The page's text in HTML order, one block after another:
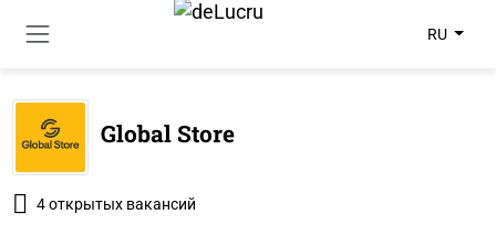
RU
Global Store
4 открытых вакансий